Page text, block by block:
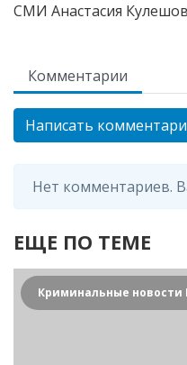
СМИ Анастасия
Комментарии
Написать
Нет комментариев.
ЕЩЕ ПО ТЕМЕ